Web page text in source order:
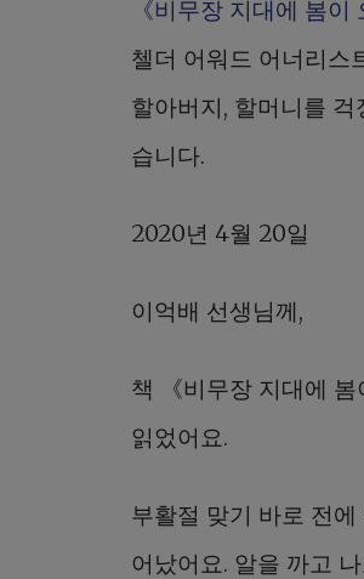
《비무장 지대에 봄이
첼더 어워드 어너리스
할아버지, 할머니를
습니다.
2020년 4월 20일
이억배 선생님께,
책 《비무장 지대에
읽었어요.
부활절 맞기 바로 전
어났어요. 알을 까고